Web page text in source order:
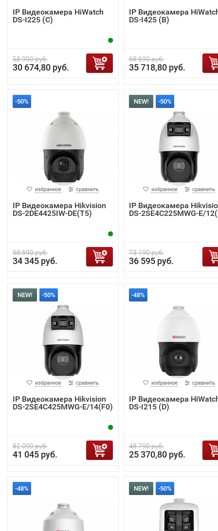
IP Видеокамера HiWatch
DS-I225 (С)
58 990 руб.
30 674,80 руб.
IP Видеокамера
DS-I425 (B)
68 690 руб.
35 718,80 руб.
-50%
избранное сравнить
IP Видеокамера Hikvision
DS-2DE4425IW-DE(T5)
68 690 руб.
34 345 руб.
NEW! -50%
избранное сравнить
IP Видеокамера
DS-2SE4C225MWG-E/
73 190 руб.
36 595 руб.
NEW! -50%
избранное сравнить
IP Видеокамера Hikvision
DS-2SE4C425MWG-E/14(F0)
82 090 руб.
41 045 руб.
-48%
избранное сравнить
IP Видеокамера
DS-I215 (D)
48 790 руб.
25 370,80 руб.
-48% NEW! -50%